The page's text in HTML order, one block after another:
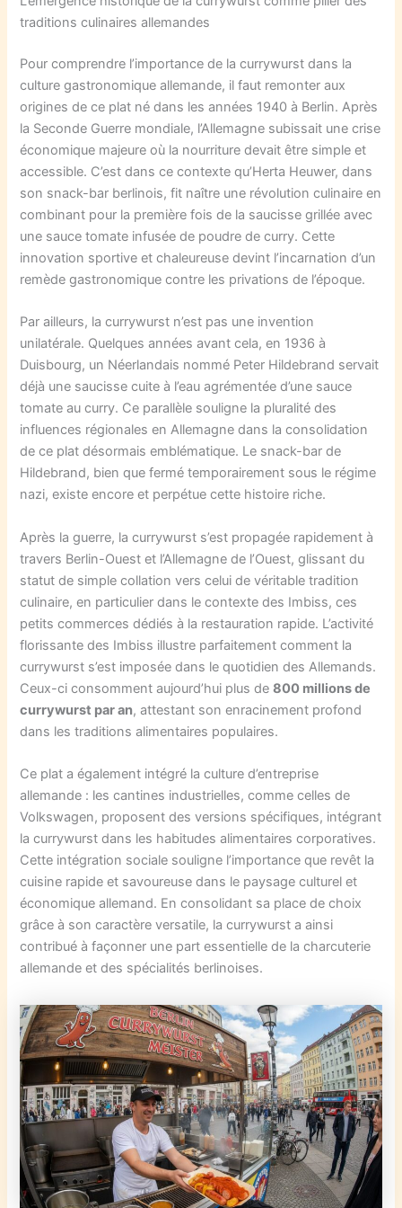
traditions culinaires allemandes
Pour comprendre l’importance de la currywurst dans la
culture gastronomique allemande, il faut remonter aux
origines de ce plat né dans les années 1940 à Berlin. Après
la Seconde Guerre mondiale, l’Allemagne subissait une crise
économique majeure où la nourriture devait être simple et
accessible. C’est dans ce contexte qu’Herta Heuwer, dans
son snack-bar berlinois, fit naître une révolution culinaire en
combinant pour la première fois de la saucisse grillée avec
une sauce tomate infusée de poudre de curry. Cette
innovation sportive et chaleureuse devint l’incarnation d’un
remède gastronomique contre les privations de l’époque.
Par ailleurs, la currywurst n’est pas une invention
unilatérale. Quelques années avant cela, en 1936 à
Duisbourg, un Néerlandais nommé Peter Hildebrand servait
déjà une saucisse cuite à l’eau agrémentée d’une sauce
tomate au curry. Ce parallèle souligne la pluralité des
influences régionales en Allemagne dans la consolidation
de ce plat désormais emblématique. Le snack-bar de
Hildebrand, bien que fermé temporairement sous le régime
nazi, existe encore et perpétue cette histoire riche.
Après la guerre, la currywurst s’est propagée rapidement à
travers Berlin-Ouest et l’Allemagne de l’Ouest, glissant du
statut de simple collation vers celui de véritable tradition
culinaire, en particulier dans le contexte des Imbiss, ces
petits commerces dédiés à la restauration rapide. L’activité
florissante des Imbiss illustre parfaitement comment la
currywurst s’est imposée dans le quotidien des Allemands.
Ceux-ci consomment aujourd’hui plus de800 millions de
currywurst par an, attestant son enracinement profond
dans les traditions alimentaires populaires.
Ce plat a également intégré la culture d’entreprise
allemande : les cantines industrielles, comme celles de
Volkswagen, proposent des versions spécifiques, intégrant
la currywurst dans les habitudes alimentaires corporatives.
Cette intégration sociale souligne l’importance que revêt la
cuisine rapide et savoureuse dans le paysage culturel et
économique allemand. En consolidant sa place de choix
grâce à son caractère versatile, la currywurst a ainsi
contribué à façonner une part essentielle de la charcuterie
allemande et des spécialités berlinoises.